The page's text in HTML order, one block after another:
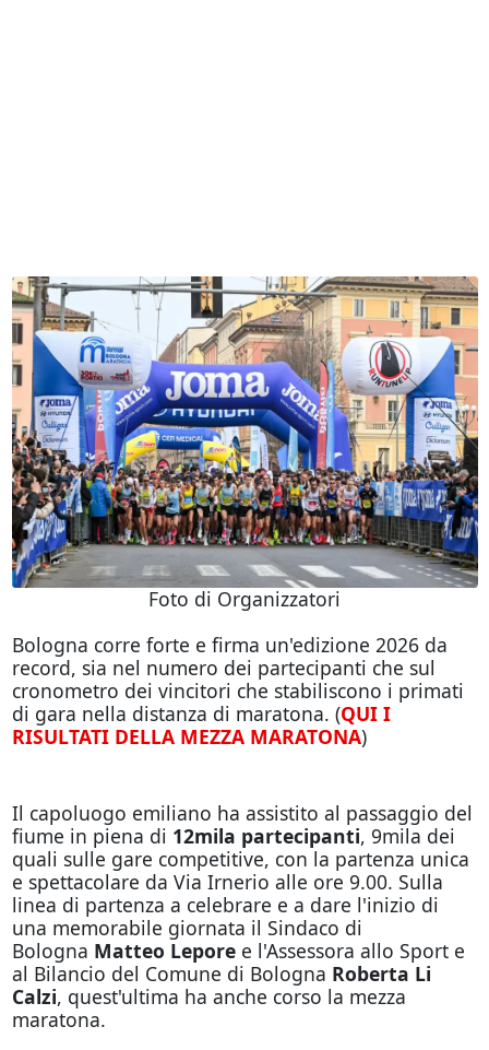
Foto di Organizzatori
Bologna corre forte e firma un'edizione 2026 da
record, sia nel numero dei partecipanti che sul
cronometro dei vincitori che stabiliscono i primati
di gara nella distanza di maratona. (QUI I
RISULTATI DELLA MEZZA MARATONA)
Il capoluogo emiliano ha assistito al passaggio del
fiume in piena di 12mila partecipanti, 9mila dei
quali sulle gare competitive, con la partenza unica
e spettacolare da Via Irnerio alle ore 9.00. Sulla
linea di partenza a celebrare e a dare l'inizio di
una memorabile giornata il Sindaco di
Bologna Matteo Leporee l'Assessora allo Sport e
al Bilancio del Comune di Bologna Roberta Li
Calzi, quest'ultima ha anche corso la mezza
maratona.